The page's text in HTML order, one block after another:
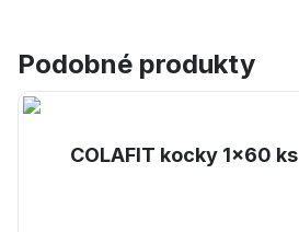
Podobné produkty
COLAFIT kocky 1x60 ks